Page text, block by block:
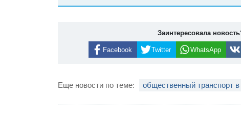
Заинтересовала
Facebook Twitter WhatsApp
Еще новости по теме: общественный транспорт в